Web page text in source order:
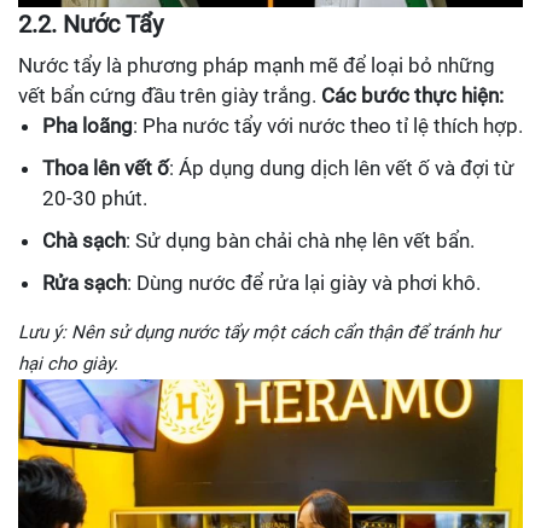
2.2. Nước Tẩy
Nước tẩy là phương pháp mạnh mẽ để loại bỏ những
vết bẩn cứng đầu trên giày trắng. Các bước thực hiện:
Pha loãng: Pha nước tẩy với nước theo tỉ lệ thích hợp.
Thoa lên vết ố: Áp dụng dung dịch lên vết ố và đợi từ
20-30 phút.
Chà sạch: Sử dụng bàn chải chà nhẹ lên vết bẩn.
Rửa sạch: Dùng nước để rửa lại giày và phơi khô.
Lưu ý: Nên sử dụng nước tẩy một cách cẩn thận để tránh hư
hại cho giày.